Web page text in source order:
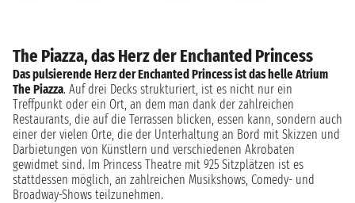
The Piazza, das Herz der Enchanted Princess
Das pulsierende Herz der Enchanted Princess ist das helle Atrium
The Piazza. Auf drei Decks strukturiert, ist es nicht nur ein
Treffpunkt oder ein Ort, an dem man dank der zahlreichen
Restaurants, die auf die Terrassen blicken, essen kann, sondern auch
einer der vielen Orte, die der Unterhaltung an Bord mit Skizzen und
Darbietungen von Künstlern und verschiedenen Akrobaten
gewidmet sind. Im Princess Theatre mit 925 Sitzplätzen ist es
stattdessen möglich, an zahlreichen Musikshows, Comedy- und
Broadway-Shows teilzunehmen.